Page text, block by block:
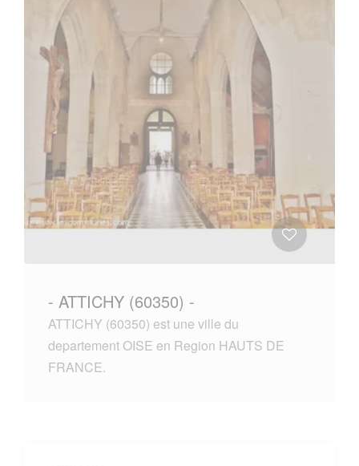
- ATTICHY (60350) -
ATTICHY (60350) est une ville du
departement OISE en Region HAUTS DE
FRANCE.